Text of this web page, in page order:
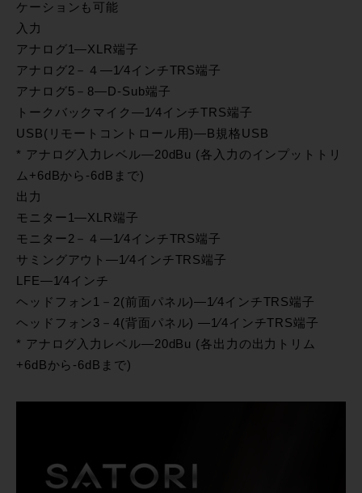
ケーションも可能
入力
アナログ1―XLR端子
アナログ2－４―1⁄4インチTRS端子
アナログ5－8―D-Sub端子
トークバックマイク―1⁄4インチTRS端子
USB(リモートコントロール用)―B規格USB
* アナログ入力レベル―20dBu (各入力のインプットトリ
ム+6dBから-6dBまで)
出力
モニター1―XLR端子
モニター2－４―1⁄4インチTRS端子
サミングアウト―1⁄4インチTRS端子
LFE―1⁄4インチ
ヘッドフォン1－2(前面パネル)―1⁄4インチTRS端子
ヘッドフォン3－4(背面パネル) ―1⁄4インチTRS端子
* アナログ入力レベル―20dBu (各出力の出力トリム
+6dBから-6dBまで)